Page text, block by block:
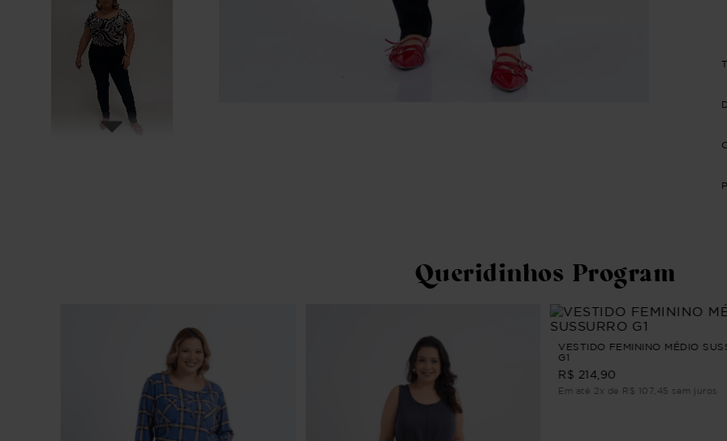
Queridinhos Program
VESTIDO FEMININO MÉDIO
G1
R$ 214,90
Em até 2x de R$ 107,45 sem juros